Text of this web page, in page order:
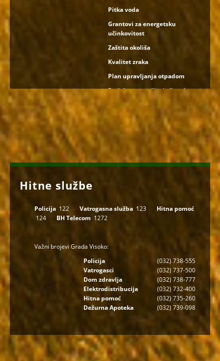
Pitka voda
Grantovi za energetsku
učinkovitost
Zaštita okoliša
Kvalitet zraka
Plan upravljanja otpadom
Projekat upravljanja čvrstim
otpadom u BiH
Hitne službe
Policija 122 Vatrogasna služba 123 Hitna pomoć
124 BH Telecom 1272
Važni brojevi Grada Visoko:
Policija
(032) 738-555
Vatrogasci
(032) 737-500
Dom zdravlja
(032) 738-777
Elektrodistribucija
(032) 732-400
Hitna pomoć
(032) 735-260
Dežurna Apoteka
(032) 739-098